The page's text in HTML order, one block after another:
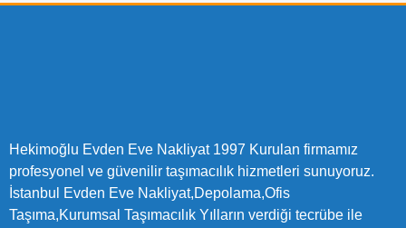
Hekimoğlu Evden Eve Nakliyat 1997 Kurulan firmamız
profesyonel ve güvenilir taşımacılık hizmetleri sunuyoruz.
İstanbul Evden Eve Nakliyat,Depolama,Ofis
Taşıma,Kurumsal Taşımacılık Yılların verdiği tecrübe ile